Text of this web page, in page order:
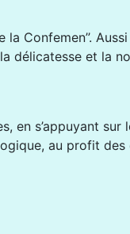
Confemen’’.
délicatesse et la
en s’appuyant sur
au profit des